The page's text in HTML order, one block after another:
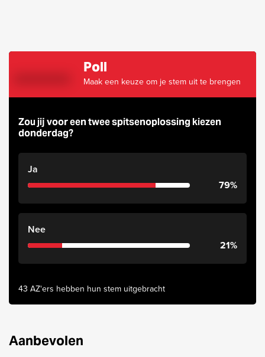
Poll
Maak een keuze om je stem uit te brengen
Zou jij voor een twee spitsenoplossing kiezen
donderdag?
Ja
79%
Nee
21%
43 AZ'ers hebben hun stem uitgebracht
Aanbevolen